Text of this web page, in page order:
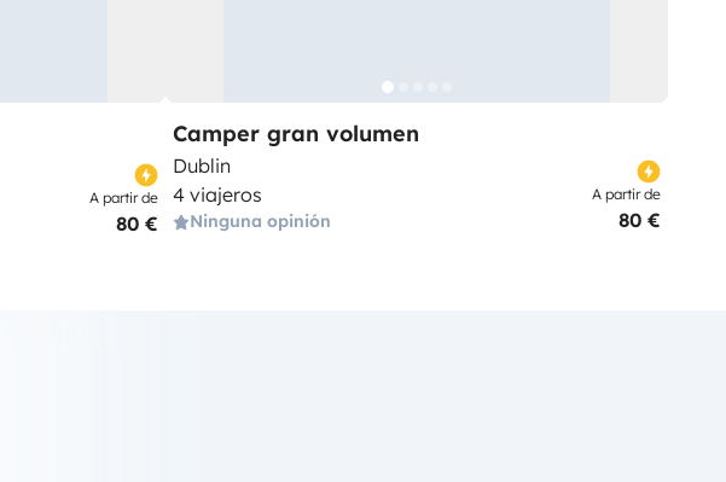
A partir de
80 €
Camper gran volumen
Dublin
4 viajeros
Ninguna opinión
A partir de
80 €